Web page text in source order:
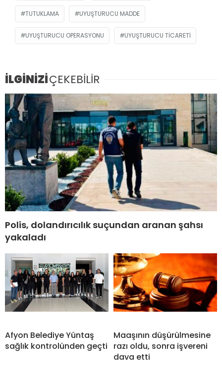
TUTUKLAMA UYUŞTURUCU MADDE
UYUŞTURUCU OPERASYONU UYUŞTURUCU TICARETI
İLGİNİZİÇEKEBİLİR
Polis, dolandırıcılık suçundan aranan şahsı
yakaladı
Afyon Belediye Yüntaş
sağlık kontrolünden geçti
Maaşının düşürülmesine
razı oldu, sonra işvereni
dava etti